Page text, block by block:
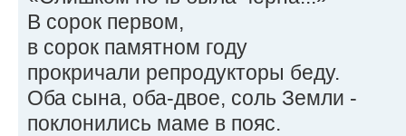
В сорок первом,
в сорок памятном году
прокричали репродукторы беду.
Оба сына, оба-двое, соль Земли -
поклонились маме в пояс.